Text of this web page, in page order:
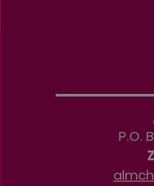
P.O.